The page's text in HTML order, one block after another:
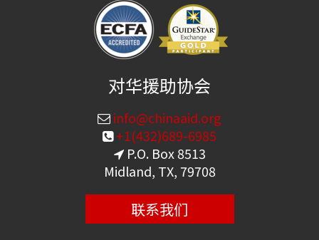
对华援助协会
info@chinaaid.org
+1(432)689-6985
P.O. Box 8513
Midland, TX, 79708
联系我们